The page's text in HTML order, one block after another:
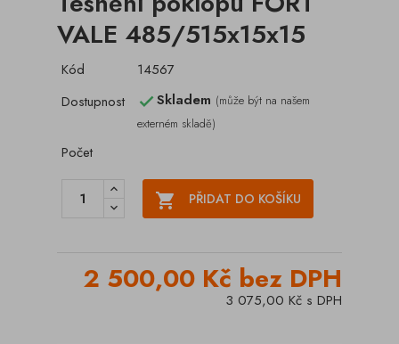
VALE 485/515x15x15
Kód
14567
Dostupnost
Skladem (může být na našem
externém skladě)
Počet
 PŘIDAT DO KOŠÍKU
2 500,00 Kč bez DPH
3 075,00 Kč s DPH